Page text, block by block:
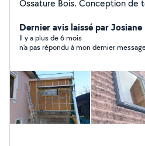
Ossature Bois. Conception de
Remplacement de velux. Pose
sous toiture. Zinguerie :
remplacement de manteau de
Isolation de combles, murs
avancée...) Assurance
Dernier avis laissé par
Il y a plus de 6 mois
n'a pas répondu à mon dernier